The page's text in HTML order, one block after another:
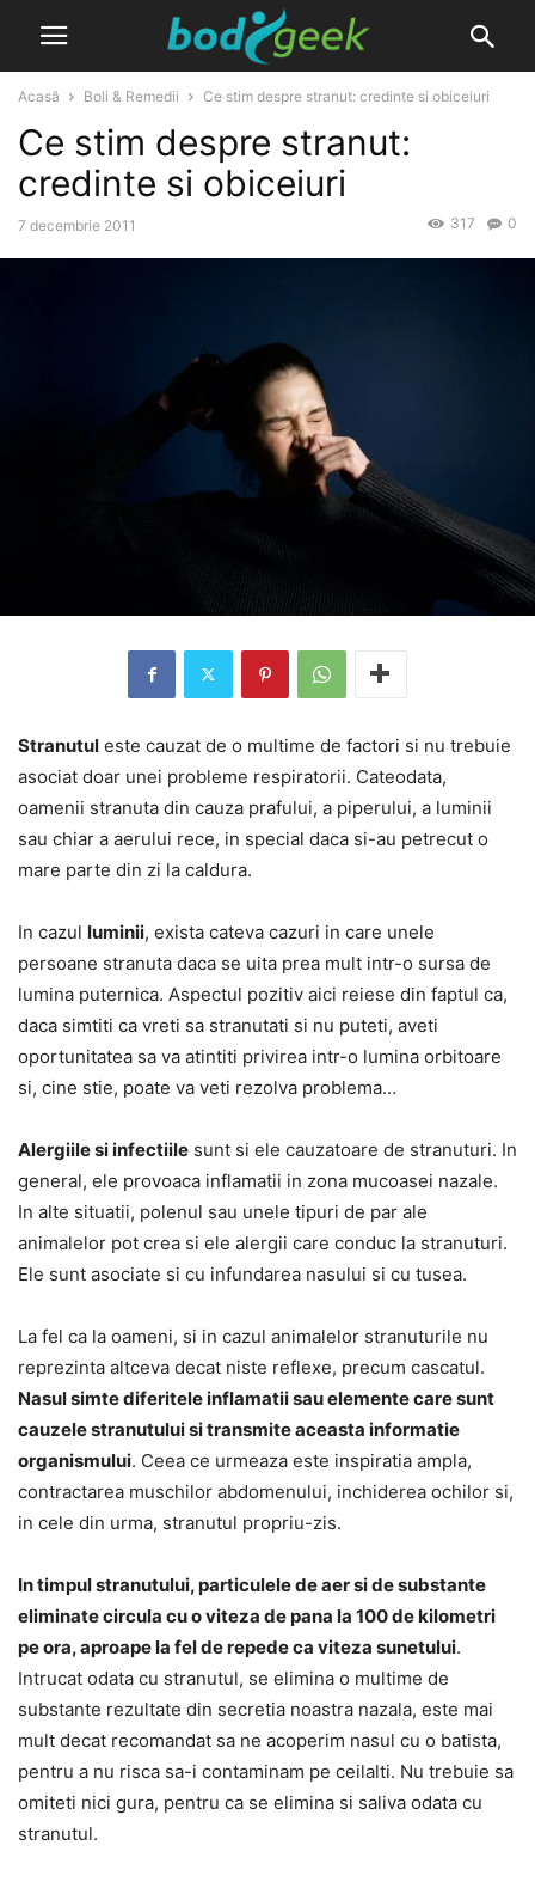
Acasă Boli & Remedii Ce stim despre stranut: credinte si obiceiuri
Ce stim despre stranut:
credinte si obiceiuri
7 decembrie 2011 0
317
Stranutul este cauzat de o multime de factori si nu trebuie
asociat doar unei probleme respiratorii. Cateodata,
oamenii stranuta din cauza prafului, a piperului, a luminii
sau chiar a aerului rece, in special daca si-au petrecut o
mare parte din zi la caldura.
In cazul luminii, exista cateva cazuri in care unele
persoane stranuta daca se uita prea mult intr-o sursa de
lumina puternica. Aspectul pozitiv aici reiese din faptul ca,
daca simtiti ca vreti sa stranutati si nu puteti, aveti
oportunitatea sa va atintiti privirea intr-o lumina orbitoare
si, cine stie, poate va veti rezolva problema…
Alergiile si infectiile sunt si ele cauzatoare de stranuturi. In
general, ele provoaca inflamatii in zona mucoasei nazale.
In alte situatii, polenul sau unele tipuri de par ale
animalelor pot crea si ele alergii care conduc la stranuturi.
Ele sunt asociate si cu infundarea nasului si cu tusea.
La fel ca la oameni, si in cazul animalelor stranuturile nu
reprezinta altceva decat niste reflexe, precum cascatul.
Nasul simte diferitele inflamatii sau elemente care sunt
cauzele stranutului si transmite aceasta informatie
organismului. Ceea ce urmeaza este inspiratia ampla,
contractarea muschilor abdomenului, inchiderea ochilor si,
in cele din urma, stranutul propriu-zis.
In timpul stranutului, particulele de aer si de substante
eliminate circula cu o viteza de pana la 100 de kilometri
pe ora, aproape la fel de repede ca viteza sunetului.
Intrucat odata cu stranutul, se elimina o multime de
substante rezultate din secretia noastra nazala, este mai
mult decat recomandat sa ne acoperim nasul cu o batista,
pentru a nu risca sa-i contaminam pe ceilalti. Nu trebuie sa
omiteti nici gura, pentru ca se elimina si saliva odata cu
stranutul.